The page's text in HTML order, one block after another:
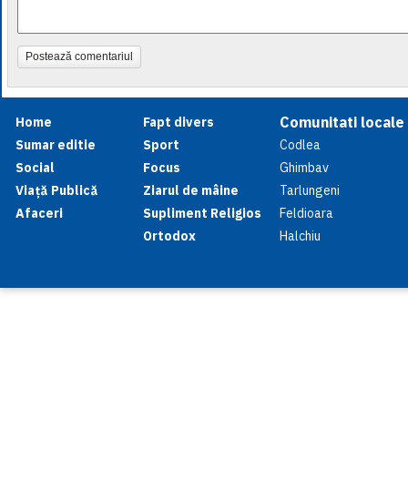
Postează comentariul
Home
Sumar editie
Social
Viață Publică
Afaceri
Fapt divers
Sport
Focus
Ziarul de mâine
Supliment Religios
Ortodox
Comunitati locale
Codlea
Ghimbav
Tarlungeni
Feldioara
Halchiu